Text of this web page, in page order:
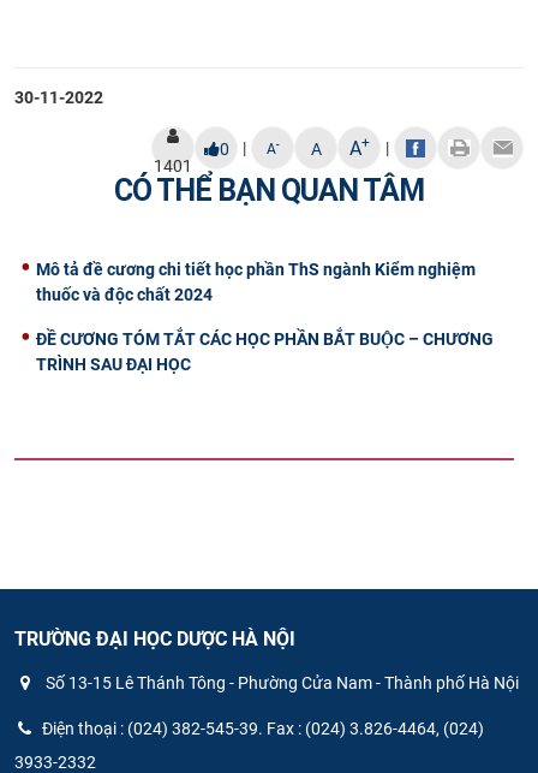
30-11-2022
1401
0 | A- A A+ |
CÓ THỂ BẠN QUAN TÂM
Mô tả đề cương chi tiết học phần ThS ngành Kiểm nghiệm
thuốc và độc chất 2024
ĐỀ CƯƠNG TÓM TẮT CÁC HỌC PHẦN BẮT BUỘC – CHƯƠNG
TRÌNH SAU ĐẠI HỌC
TRƯỜNG ĐẠI HỌC DƯỢC HÀ NỘI
Số 13-15 Lê Thánh Tông - Phường Cửa Nam - Thành phố Hà Nội
Điện thoại : (024) 382-545-39. Fax : (024) 3.826-4464, (024)
3933-2332